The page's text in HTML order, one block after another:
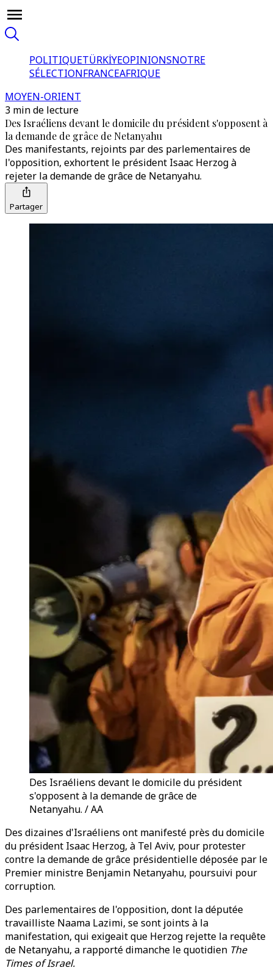
POLITIQUETÜRKİYEOPINIONSNOTRE
SÉLECTIONFRANCEAFRIQUE
MOYEN-ORIENT
3 min de lecture
Des Israéliens devant le domicile du président s'opposent à
la demande de grâce de Netanyahu
Des manifestants, rejoints par des parlementaires de
l'opposition, exhortent le président Isaac Herzog à
rejeter la demande de grâce de Netanyahu.
Partager
Des Israéliens devant le domicile du président
s'opposent à la demande de grâce de
Netanyahu. / AA
Des dizaines d'Israéliens ont manifesté près du domicile
du président Isaac Herzog, à Tel Aviv, pour protester
contre la demande de grâce présidentielle déposée par le
Premier ministre Benjamin Netanyahu, poursuivi pour
corruption.
Des parlementaires de l'opposition, dont la députée
travailliste Naama Lazimi, se sont joints à la
manifestation, qui exigeait que Herzog rejette la requête
de Netanyahu, a rapporté dimanche le quotidien The
Times of Israel.